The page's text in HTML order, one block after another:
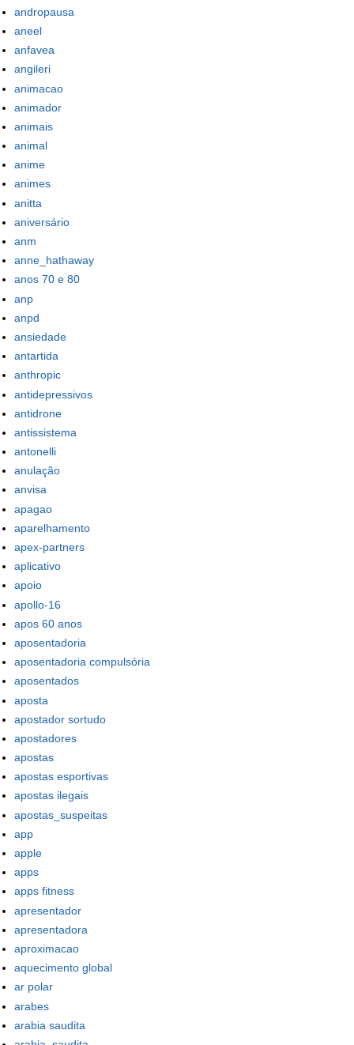
andropausa
aneel
anfavea
angileri
animacao
animador
animais
animal
anime
animes
anitta
aniversário
anm
anne_hathaway
anos 70 e 80
anp
anpd
ansiedade
antartida
anthropic
antidepressivos
antidrone
antissistema
antonelli
anulação
anvisa
apagao
aparelhamento
apex-partners
aplicativo
apoio
apollo-16
apos 60 anos
aposentadoria
aposentadoria compulsória
aposentados
aposta
apostador sortudo
apostadores
apostas
apostas esportivas
apostas ilegais
apostas_suspeitas
app
apple
apps
apps fitness
apresentador
apresentadora
aproximacao
aquecimento global
ar polar
arabes
arabia saudita